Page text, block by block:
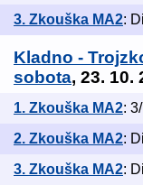
3. Zkouška MA2:
Kladno -
sobota, 23. 10.
1. Zkouška MA2:
2. Zkouška MA2:
3. Zkouška MA2: